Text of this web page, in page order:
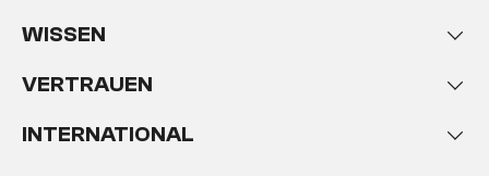
WISSEN
VERTRAUEN
INTERNATIONAL